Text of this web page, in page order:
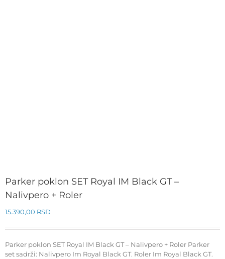
Parker poklon SET Royal IM Black GT –
Nalivpero + Roler
15.390,00 RSD
Parker poklon SET Royal IM Black GT – Nalivpero + Roler Parker
set sadrži: Nalivpero Im Royal Black GT. Roler Im Royal Black GT.